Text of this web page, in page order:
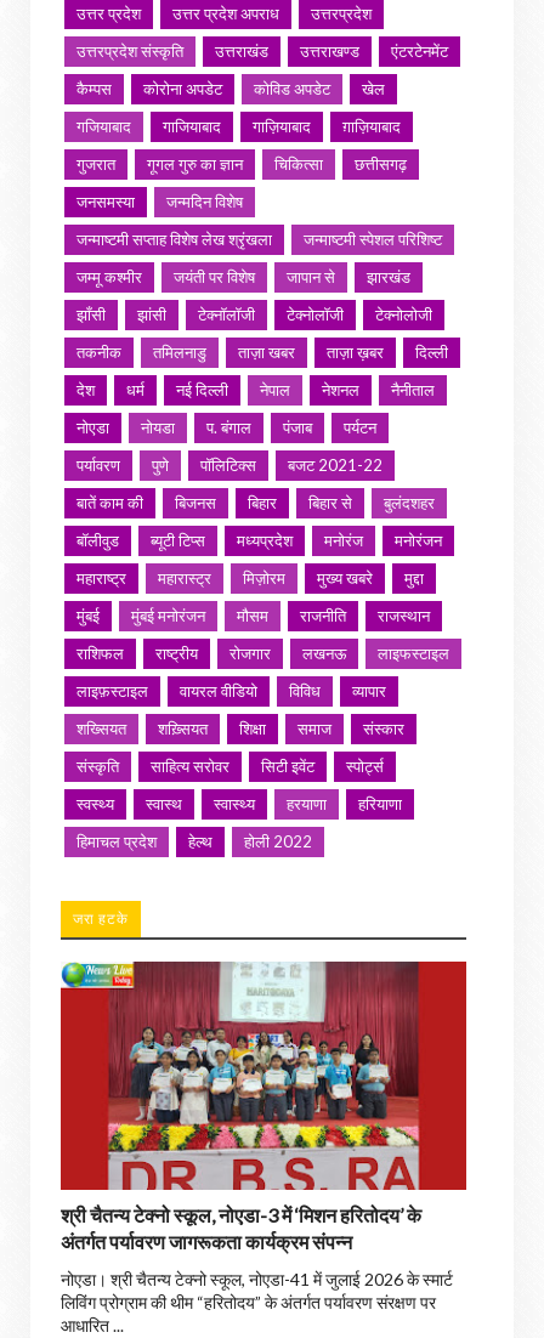
उत्तर प्रदेश
उत्तर प्रदेश अपराध
उत्तरप्रदेश
उत्तरप्रदेश संस्कृति
उत्तराखंड उत्तराखण्ड
एंटरटेनमेंट
कैम्पस
कोरोना अपडेट कोविड अपडेट
खेल
गजियाबाद
गाजियाबाद गाज़ियाबाद
ग़ाज़ियाबाद
गुजरात
गूगल गुरु का ज्ञान चिकित्सा
छत्तीसगढ़
जनसमस्या
जन्मदिन विशेष
जन्माष्टमी सप्ताह विशेष लेख श्रृंखला
जन्माष्टमी स्पेशल परिशिष्ट
जम्मू कश्मीर
जयंती पर विशेष जापान से
झारखंड
झाँसी
झांसी टेक्नॉलॉजी टेक्नोलॉजी
टेक्नोलोजी
तकनीक
तमिलनाडु ताज़ा खबर ताज़ा ख़बर
दिल्ली
देश
धर्म नई दिल्ली नेपाल नेशनल
नैनीताल
नोएडा
नोयडा प. बंगाल पंजाब
पर्यटन
पर्यावरण
पुणे पॉलिटिक्स
बजट 2021-22
बातें काम की
बिजनस बिहार बिहार से
बुलंदशहर
बॉलीवुड
ब्यूटी टिप्स मध्यप्रदेश मनोरंज
मनोरंजन
महाराष्ट्र
महारास्ट्र मिज़ोरम मुख्य खबरे
मुद्दा
मुंबई
मुंबई मनोरंजन मौसम राजनीति
राजस्थान
राशिफल
राष्ट्रीय रोजगार लखनऊ
लाइफस्टाइल
लाइफ़स्टाइल
वायरल वीडियो विविध
व्यापार
शख्सियत
शख़्सियत शिक्षा समाज
संस्कार
संस्कृति
साहित्य सरोवर सिटी इवेंट
स्पोर्ट्स
स्वस्थ्य
स्वास्थ स्वास्थ्य हरयाणा
हरियाणा
हिमाचल प्रदेश
हेल्थ होली 2022
जरा हटके
श्री चैतन्य टेक्नो स्कूल, नोएडा-3 में ‘मिशन हरितोदय’ के
अंतर्गत पर्यावरण जागरूकता कार्यक्रम संपन्न
नोएडा। श्री चैतन्य टेक्नो स्कूल, नोएडा-41 में जुलाई 2026 के स्मार्ट
लिविंग प्रोग्राम की थीम “हरितोदय” के अंतर्गत पर्यावरण संरक्षण पर
आधारित ...